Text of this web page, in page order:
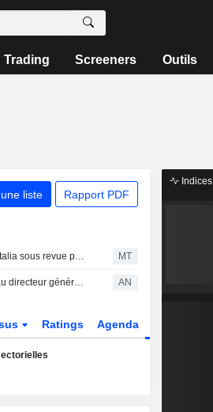
Trading Screeners Outils
liste Rapport PDF
Moody's place Telecom Italia sous revue pour une possible amélioration de sa note après l'approbation de l'offre de Poste Italiane MT
Pantaleoni est le nouveau directeur général de PagoPA AN
Ratings Agenda
Indices